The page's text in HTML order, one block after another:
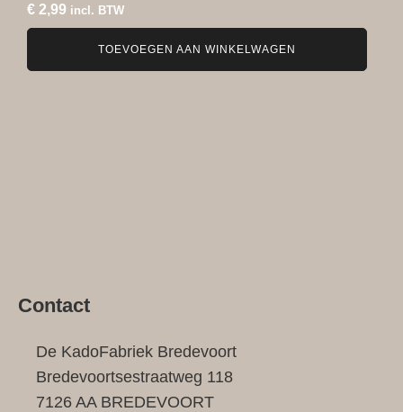
€ 2,99 incl. BTW
TOEVOEGEN AAN WINKELWAGEN
Contact
De KadoFabriek Bredevoort
Bredevoortsestraatweg 118
7126 AA BREDEVOORT